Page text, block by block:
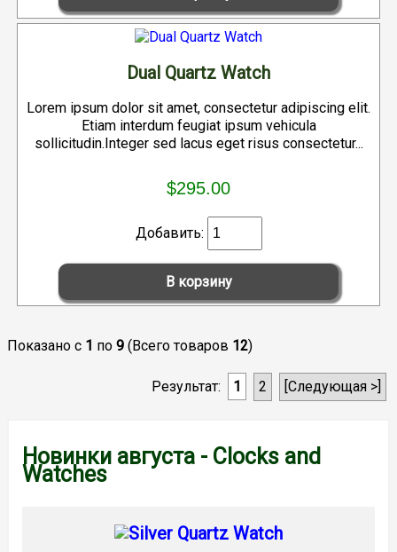
Dual Quartz Watch
Lorem ipsum dolor sit amet, consectetur adipiscing elit.
Etiam interdum feugiat ipsum vehicula
sollicitudin.Integer sed lacus eget risus consectetur...
$295.00
Добавить:
Показано с 1 по 9 (Всего товаров 12)
Результат: 1 2 [Следующая >]
Новинки августа - Clocks and
Watches